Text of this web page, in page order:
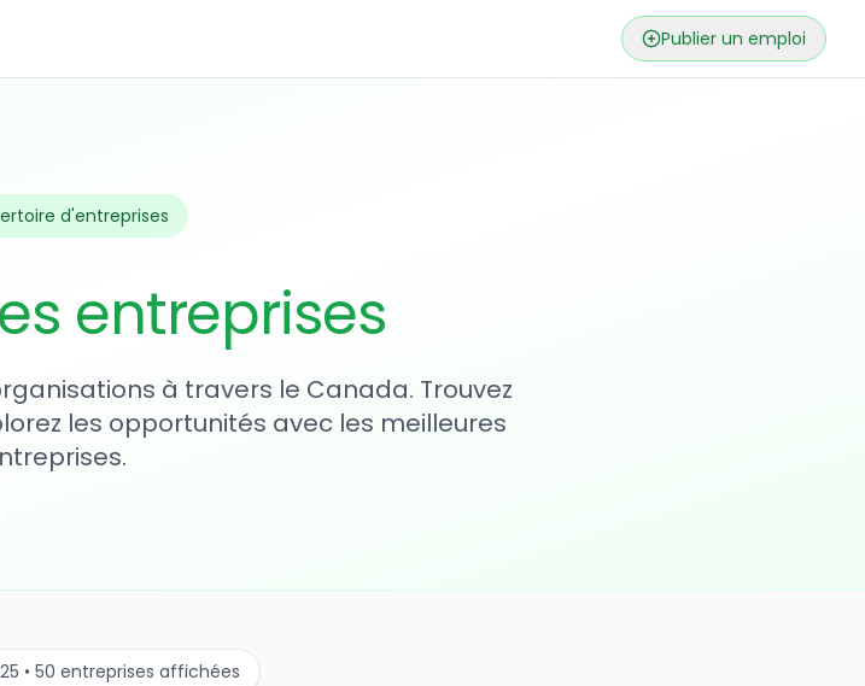
Publier un emploi
d'entreprises
entreprises
à travers le Canada. Trouvez
les opportunités avec les meilleures
• 50 entreprises affichées